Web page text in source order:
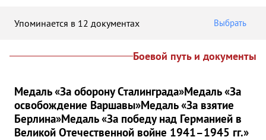
Упоминается в 12 документах Выбрать
Боевой путь и документы
Медаль «За оборону Сталинграда»Медаль «За
освобождение Варшавы»Медаль «За взятие
Берлина»Медаль «За победу над Германией в
Великой Отечественной войне 1941–1945 гг.»